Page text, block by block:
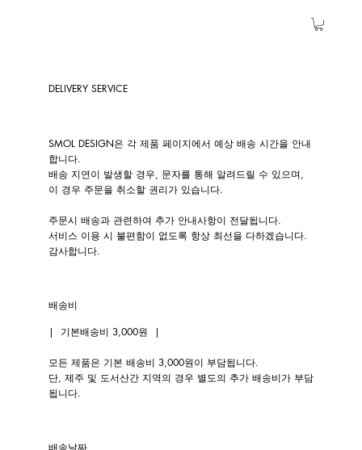
DELIVERY SERVICE
SMOL DESIGN은 각 제품 페이지에서 예상 배송 시간을 안내
합니다.
배송 지연이 발생할 경우, 문자를 통해 알려드릴 수 있으며,
이 경우 주문을 취소할 권리가 있습니다.
주문시 배송과 관련하여 추가 안내사항이 전달됩니다.
서비스 이용 시 불편함이 없도록 항상 최선을 다하겠습니다.
감사합니다.
배송비
| 기본배송비 3,000원 |
모든 제품은 기본 배송비 3,000원이 부담됩니다.
단, 제주 및 도서산간 지역의 경우 별도의 추가 배송비가 부담
됩니다.